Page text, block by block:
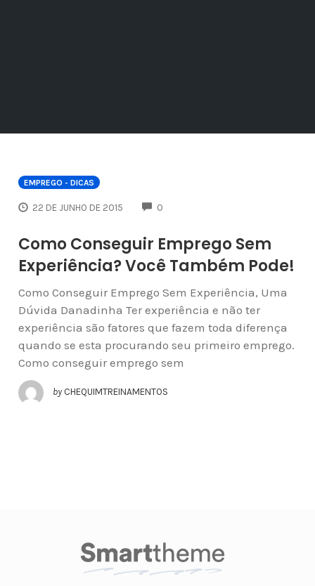
EMPREGO - DICAS
22 DE JUNHO DE 2015 0
Como Conseguir Emprego Sem
Experiência? Você Também Pode!
Como Conseguir Emprego Sem Experiência, Uma
Dúvida Danadinha Ter experiência e não ter
experiência são fatores que fazem toda diferença
quando se esta procurando seu primeiro emprego.
Como conseguir emprego sem
by CHEQUIMTREINAMENTOS